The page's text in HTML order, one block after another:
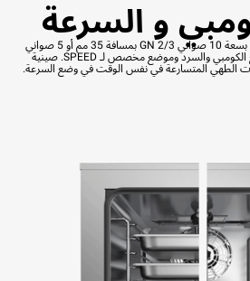
و السرعة
تتميز حجرة الطهي SPEED-X™ بسعة 10 صواني GN 2/3 بمسافة 35 مم أو 5 صواني
GN 2/3 بمسافة 70 مم لوضع الكومبي والسرد وموضع مخصص لـ SPEED. صينية